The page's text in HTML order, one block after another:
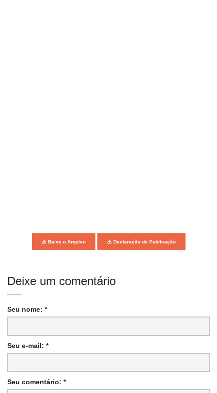
Baixe o Arquivo Declaração de Publicação
Deixe um comentário
Seu nome: *
Seu e-mail: *
Seu comentário: *